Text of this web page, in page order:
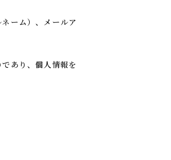
ーム）、メールア
あり、個人情報を